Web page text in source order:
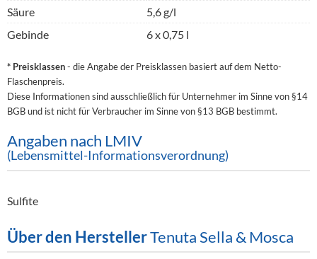
Säure
5,6 g/l
Gebinde
6 x 0,75 l
* Preisklassen- die Angabe der Preisklassen basiert auf dem Netto-
Flaschenpreis.
Diese Informationen sind ausschließlich für Unternehmer im Sinne von §14
BGB und ist nicht für Verbraucher im Sinne von §13 BGB bestimmt.
Angaben nach LMIV
(Lebensmittel-Informationsverordnung)
Sulfite
Über den HerstellerTenuta Sella & Mosca